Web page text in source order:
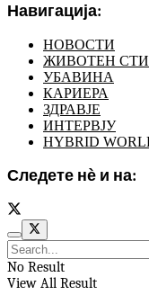
Навигација:
НОВОСТИ
ЖИВОТЕН
УБАВИНА
КАРИЕРА
ЗДРАВЈЕ
ИНТЕРВЈУ
HYBRID
Следете нѐ и на:
No Result
View All Result